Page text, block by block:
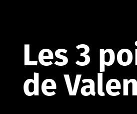
Les 3
de